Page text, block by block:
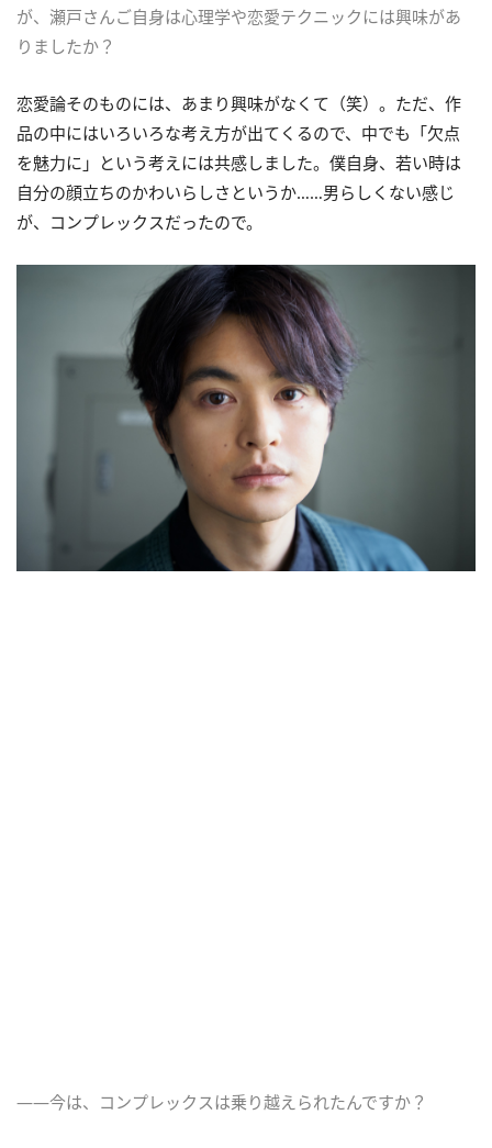
が、瀬戸さんご自身は心理学や恋愛テクニックには興味があ
りましたか？
恋愛論そのものには、あまり興味がなくて（笑）。ただ、作
品の中にはいろいろな考え方が出てくるので、中でも「欠点
を魅力に」という考えには共感しました。僕自身、若い時は
自分の顔立ちのかわいらしさというか……男らしくない感じ
が、コンプレックスだったので。
――今は、コンプレックスは乗り越えられたんですか？